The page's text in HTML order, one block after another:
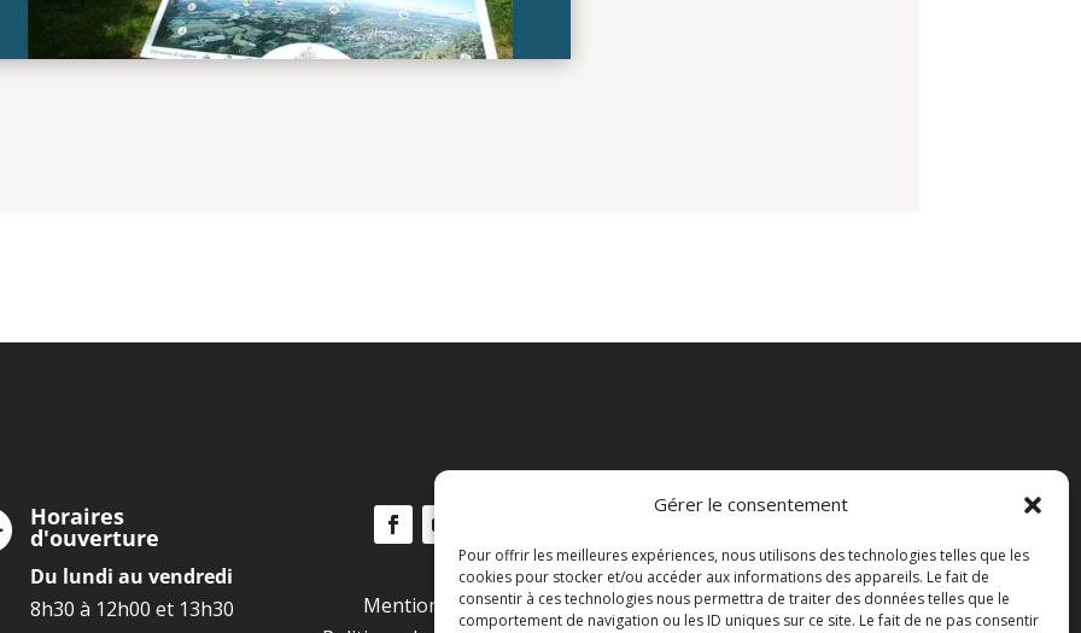
Gérer le consentement
Pour offrir les meilleures expériences, nous utilisons des technologies telles que les
cookies pour stocker et/ou accéder aux informations des appareils. Le fait de
consentir à ces technologies nous permettra de traiter des données telles que le
comportement de navigation ou les ID uniques sur ce site. Le fait de ne pas consentir
Horaires
d'ouverture
Du lundi au vendredi
8h30 à 12h00 et 13h30
Mentions légales
Abonnez-vous à Lagnieu